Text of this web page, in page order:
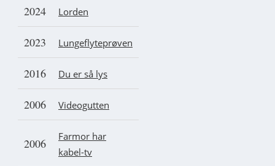
2024 Lorden
2023 Lungeflyteprøven
2016 Du er så lys
2006 Videogutten
2006
Farmor har
kabel-tv